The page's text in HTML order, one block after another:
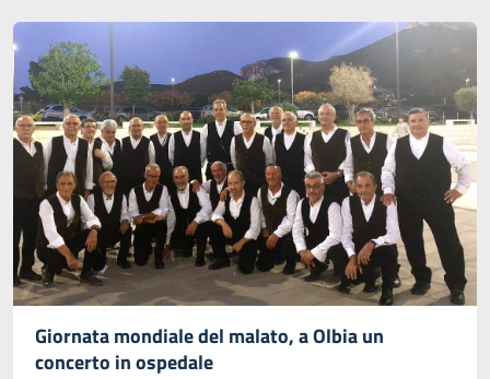
Giornata mondiale del malato, a Olbia un
concerto in ospedale